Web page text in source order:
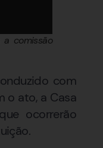
comissão
com
o ato, a Casa
ocorrerão